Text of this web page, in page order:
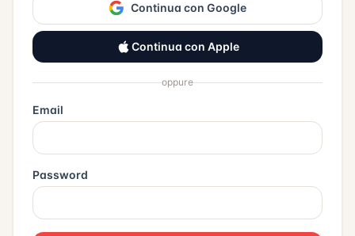
Continua con Google
Continua con Apple
oppure
Email
Password